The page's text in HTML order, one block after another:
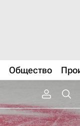
Общество